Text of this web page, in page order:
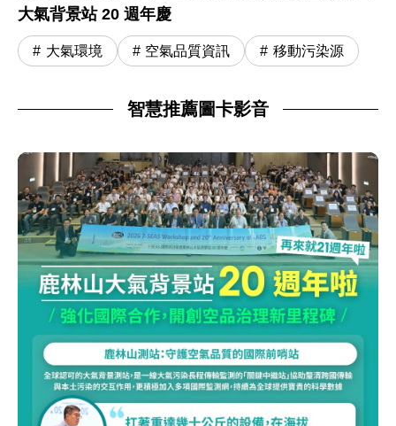
大氣背景站 20 週年慶
大氣環境 空氣品質資訊 移動污染源
智慧推薦圖卡影音